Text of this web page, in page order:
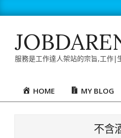
to
服務是工作達人架站的宗旨,工作
PrimaryHOME MY BLOG
不含